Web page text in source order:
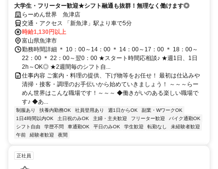
大学生・フリーター歓迎★シフト融通も抜群！無理なく働けます◎
らーめん世界 魚津店
交通・アクセス 「新魚津」駅より車で5分
時給1,130円以上
富山県魚津市
勤務時間詳細 ＊ 10：00～14：00 ＊ 14：00～17：00 ＊ 18：00～
22：00 ＊ 22：00～翌0：00 ★スタート時間応相談♪ ★週1日、1日
2h～OK◎ ★2週間毎のシフト自...
仕事内容 ご案内・料理の提供、下げ物等をお任せ！ 最初は仕込みや
清掃・接客・調理のお手伝いから始めていきましょう！ ～～～らー
めん世界はこんな職場です！～～～ ◆働きがいのある楽しい職場で
す♪ ◆あ...
制服あり 扶養内勤務OK 社員登用あり 週1日からOK
副業・WワークOK
1日4時間以内OK
土日祝のみOK 主婦・主夫歓迎 フリーター歓迎
バイク通勤OK
シフト自由
学歴不問 車通勤OK 平日のみOK 学生歓迎 転勤なし
未経験者歓迎
午前
経験者歓迎 夜間
正社員